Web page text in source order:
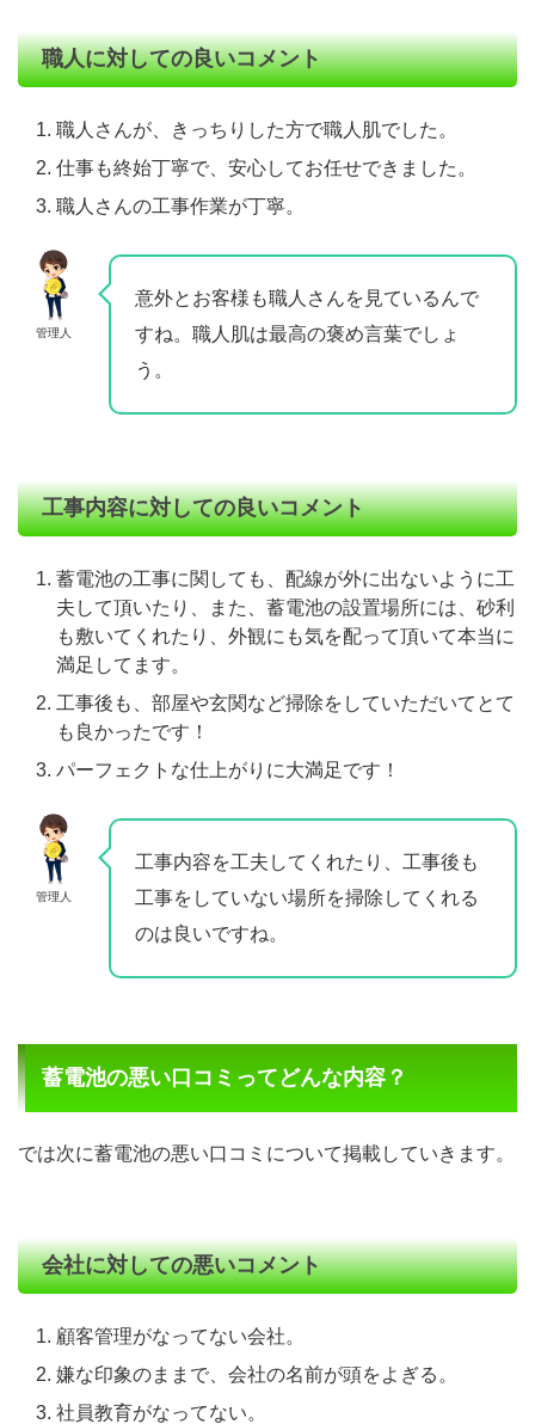
職人に対しての良いコメント
職人さんが、きっちりした方で職人肌でした。
仕事も終始丁寧で、安心してお任せできました。
職人さんの工事作業が丁寧。
管理人
意外とお客様も職人さんを見ているんで
すね。職人肌は最高の褒め言葉でしょ
う。
工事内容に対しての良いコメント
蓄電池の工事に関しても、配線が外に出ないように工
夫して頂いたり、また、蓄電池の設置場所には、砂利
も敷いてくれたり、外観にも気を配って頂いて本当に
満足してます。
工事後も、部屋や玄関など掃除をしていただいてとて
も良かったです！
パーフェクトな仕上がりに大満足です！
管理人
工事内容を工夫してくれたり、工事後も
工事をしていない場所を掃除してくれる
のは良いですね。
蓄電池の悪い口コミってどんな内容？
では次に蓄電池の悪い口コミについて掲載していきます。
会社に対しての悪いコメント
顧客管理がなってない会社。
嫌な印象のままで、会社の名前が頭をよぎる。
社員教育がなってない。